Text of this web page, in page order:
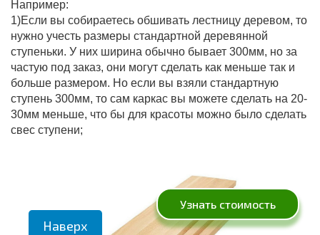
Узнать стоимость
Например:
1)Если вы собираетесь обшивать лестницу деревом, то
нужно учесть размеры стандартной деревянной
ступеньки. У них ширина обычно бывает 300мм, но за
частую под заказ, они могут сделать как меньше так и
больше размером. Но если вы взяли стандартную
ступень 300мм, то сам каркас вы можете сделать на 20-
30мм меньше, что бы для красоты можно было сделать
свес ступени;
Наверх